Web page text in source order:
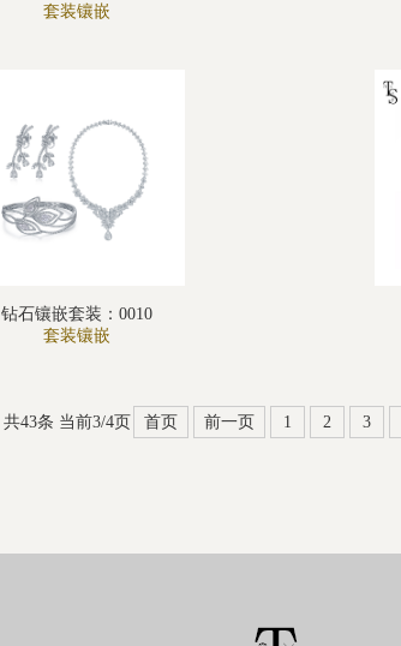
套装镶嵌
钻石镶嵌套装：0010
套装镶嵌
共43条 当前3/4页 首页 前一页 1 2 3